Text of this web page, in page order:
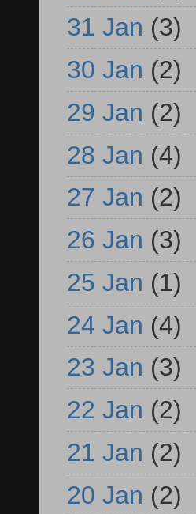
31 Jan (3)
30 Jan (2)
29 Jan (2)
28 Jan (4)
27 Jan (2)
26 Jan (3)
25 Jan (1)
24 Jan (4)
23 Jan (3)
22 Jan (2)
21 Jan (2)
20 Jan (2)